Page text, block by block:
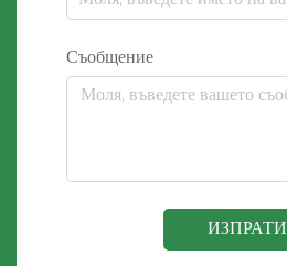
Съобщение
ИЗПРАТИ